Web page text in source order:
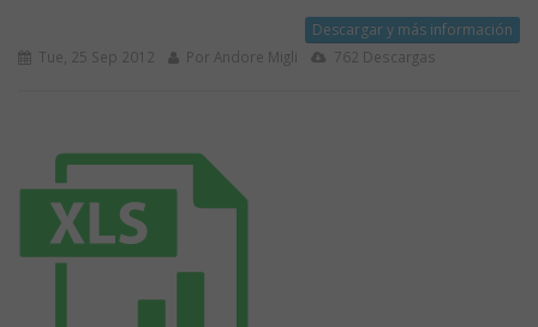
Descargar y más información
Tue, 25 Sep 2012 Por Andore Migli 762 Descargas